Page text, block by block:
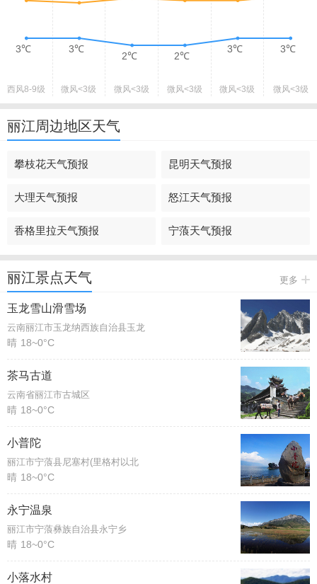
西风8-9级 微风<3级 微风<3级 微风<3级 微风<3级 微风<3级
3℃ 3℃
2℃ 2℃
3℃ 3℃
丽江周边地区天气
攀枝花天气预报 昆明天气预报
大理天气预报 怒江天气预报
香格里拉天气预报 宁蒗天气预报
丽江景点天气 更多
玉龙雪山滑雪场
云南丽江市玉龙纳西族自治县玉龙
晴 18~0°C
茶马古道
云南省丽江市古城区
晴 18~0°C
小普陀
丽江市宁蒗县尼塞村(里格村以北
晴 18~0°C
永宁温泉
丽江市宁蒗彝族自治县永宁乡
晴 18~0°C
小落水村